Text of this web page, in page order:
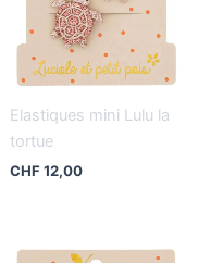
Elastiques mini Lulu la
tortue
CHF12,00